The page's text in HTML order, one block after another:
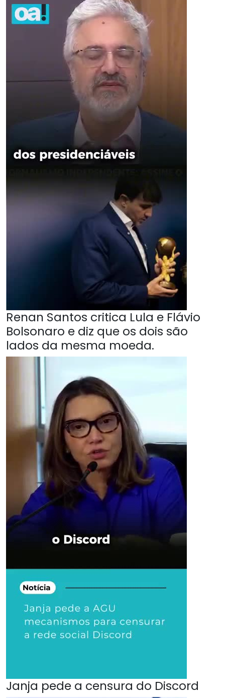
Renan Santos critica Lula e Flávio
Bolsonaro e diz que os dois são
lados da mesma moeda.
Janja pede a censura do Discord